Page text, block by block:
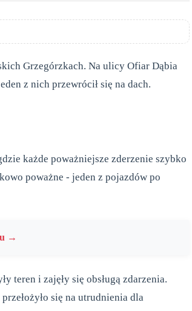
Grzegórzkach. Na ulicy Ofiar Dąbia
z nich przewrócił się na dach.
każde poważniejsze zderzenie szybko
poważne - jeden z pojazdów po
→
teren i zajęły się obsługą zdarzenia.
się na utrudnienia dla